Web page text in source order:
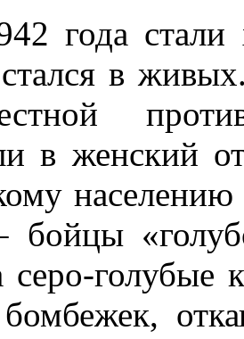
года стали
в
в женский
серо-